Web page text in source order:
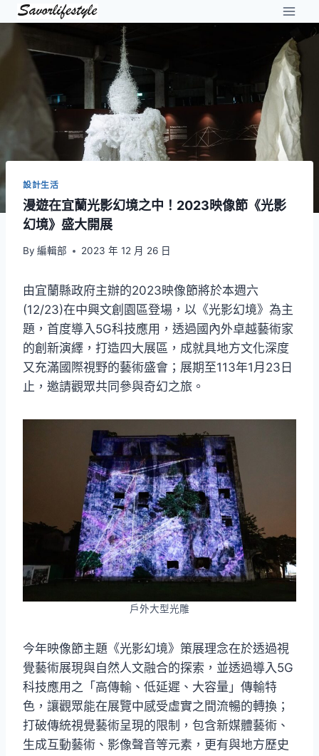
Skip
content
設計生活
漫遊在宜蘭光影幻境之中！2023映像節《光影
幻境》盛大開展
By 編輯部 2023 年 12 月 26 日
由宜蘭縣政府主辦的2023映像節將於本週六
(12/23)在中興文創園區登場，以《光影幻境》為主
題，首度導入5G科技應用，透過國內外卓越藝術家
的創新演繹，打造四大展區，成就具地方文化深度
又充滿國際視野的藝術盛會；展期至113年1月23日
止，邀請觀眾共同參與奇幻之旅。
戶外大型光雕
今年映像節主題《光影幻境》策展理念在於透過視
覺藝術展現與自然人文融合的探索，並透過導入5G
科技應用之「高傳輸、低延遲、大容量」傳輸特
色，讓觀眾能在展覽中感受虛實之間流暢的轉換；
打破傳統視覺藝術呈現的限制，包含新媒體藝術、
生成互動藝術、影像聲音等元素，更有與地方歷史